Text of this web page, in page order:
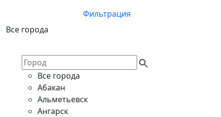
Фильтрация
Все города
Все города
Абакан
Альметьевск
Ангарск